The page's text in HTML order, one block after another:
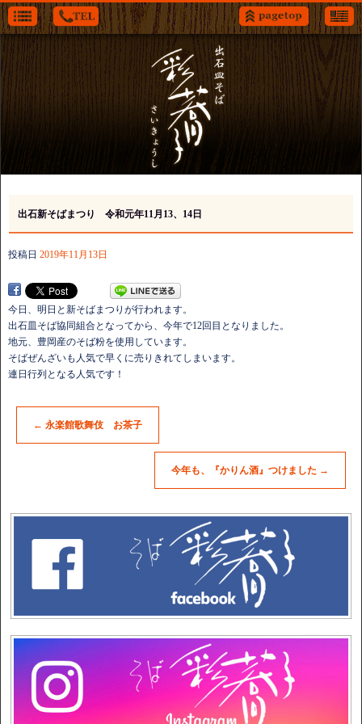
出石新そばまつり 令和元年11月13、14日
投稿日 2019年11月13日
今日、明日と新そばまつりが行われます。
出石皿そば協同組合となってから、今年で12回目となりました。
地元、豊岡産のそば粉を使用しています。
そばぜんざいも人気で早くに売りきれてしまいます。
連日行列となる人気です！
← 永楽館歌舞伎 お茶子
今年も、『かりん酒』つけました →